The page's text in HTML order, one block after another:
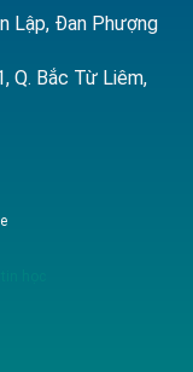
Lập, Đan Phượng
Q. Bắc Từ Liêm,